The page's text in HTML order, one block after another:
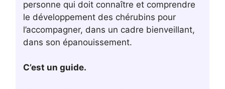
personne qui doit connaître et comprendre
le développement des chérubins pour
l’accompagner, dans un cadre bienveillant,
dans son épanouissement.
C’est un guide.